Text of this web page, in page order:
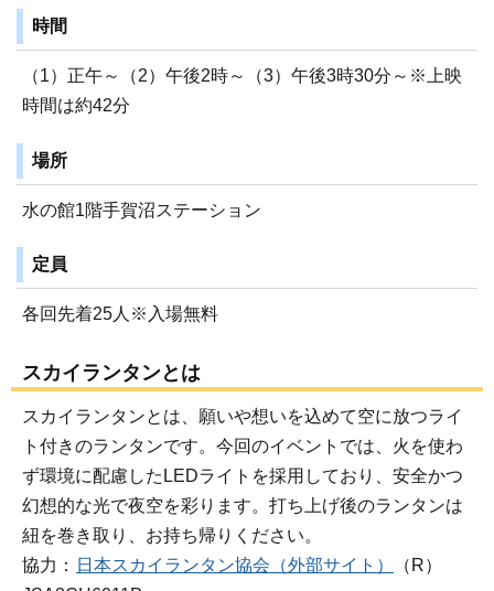
時間
（1）正午～（2）午後2時～（3）午後3時30分～※上映
時間は約42分
場所
水の館1階手賀沼ステーション
定員
各回先着25人※入場無料
スカイランタンとは
スカイランタンとは、願いや想いを込めて空に放つライ
ト付きのランタンです。今回のイベントでは、火を使わ
ず環境に配慮したLEDライトを採用しており、安全かつ
幻想的な光で夜空を彩ります。打ち上げ後のランタンは
紐を巻き取り、お持ち帰りください。
協力：
日本スカイランタン協会（外部サイト）
（R）